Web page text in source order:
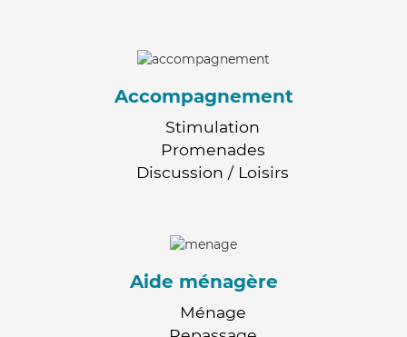
Accompagnement
Stimulation
Promenades
Discussion / Loisirs
Aide ménagère
Ménage